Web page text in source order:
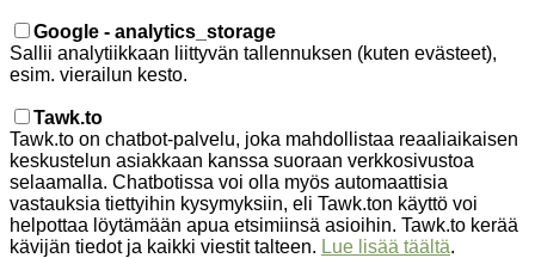
Google - analytics_storage
Sallii analytiikkaan liittyvän tallennuksen (kuten evästeet),
esim. vierailun kesto.
Tawk.to
Tawk.to on chatbot-palvelu, joka mahdollistaa reaaliaikaisen
keskustelun asiakkaan kanssa suoraan verkkosivustoa
selaamalla. Chatbotissa voi olla myös automaattisia
vastauksia tiettyihin kysymyksiin, eli Tawk.ton käyttö voi
helpottaa löytämään apua etsimiinsä asioihin. Tawk.to kerää
kävijän tiedot ja kaikki viestit talteen. Lue lisää täältä.